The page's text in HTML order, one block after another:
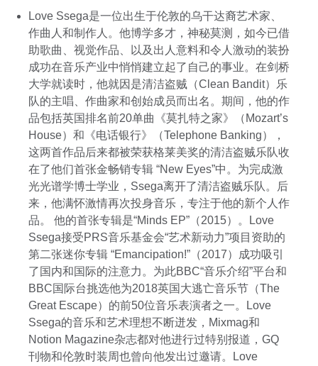
Love Ssega是一位出生于伦敦的乌干达裔艺术家、
作曲人和制作人。他博学多才，神秘莫测，如今已借
助歌曲、视觉作品、以及出人意料和令人激动的装扮
成功在音乐产业中悄悄建立起了自己的事业。在剑桥
大学就读时，他就因是清洁盗贼（Clean Bandit）乐
队的主唱、作曲家和创始成员而出名。期间，他的作
品包括英国排名前20单曲《莫扎特之家》（Mozart’s
House）和《电话银行》（Telephone Banking），
这两首作品后来都被荣获格莱美奖的清洁盗贼乐队收
在了他们首张金畅销专辑 “New Eyes”中。为完成激
光光谱学博士学业，Ssega离开了清洁盗贼乐队。后
来，他满怀激情再次投身音乐，专注于他的新个人作
品。 他的首张专辑是“Minds EP”（2015）。Love
Ssega接受PRS音乐基金会“艺术新动力”项目资助的
第二张迷你专辑 “Emancipation!”（2017）成功吸引
了国内和国际的注意力。为此BBC“音乐介绍”平台和
BBC国际台挑选他为2018英国大逃亡音乐节（The
Great Escape）的前50位音乐表演者之一。Love
Ssega的音乐和艺术理想不断迸发，Mixmag和
Notion Magazine杂志都对他进行过特别报道，GQ
刊物和伦敦时装周也曾向他发出过邀请。Love